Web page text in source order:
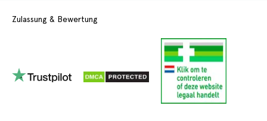
Zulassung & Bewertung